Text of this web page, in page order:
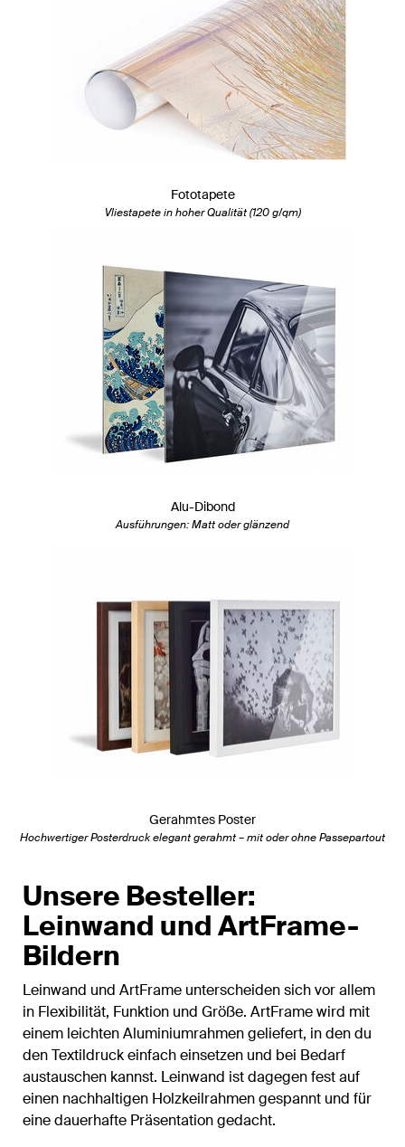
Fototapete
Vliestapete in hoher Qualität (120 g/qm)
Alu-Dibond
Ausführungen: Matt oder glänzend
Gerahmtes Poster
Hochwertiger Posterdruck elegant gerahmt – mit oder ohne Passepartout
Unsere Besteller:
Leinwand und ArtFrame-
Bildern
Leinwand und ArtFrame unterscheiden sich vor allem
in Flexibilität, Funktion und Größe. ArtFrame wird mit
einem leichten Aluminiumrahmen geliefert, in den du
den Textildruck einfach einsetzen und bei Bedarf
austauschen kannst. Leinwand ist dagegen fest auf
einen nachhaltigen Holzkeilrahmen gespannt und für
eine dauerhafte Präsentation gedacht.